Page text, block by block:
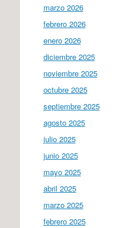
marzo 2026
febrero 2026
enero 2026
diciembre 2025
noviembre 2025
octubre 2025
septiembre 2025
agosto 2025
julio 2025
junio 2025
mayo 2025
abril 2025
marzo 2025
febrero 2025